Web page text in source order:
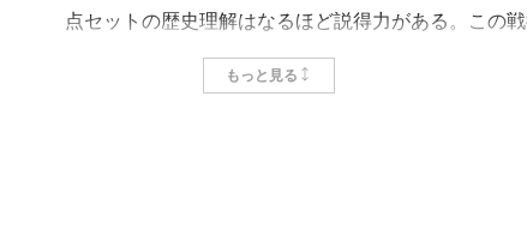
点セットの歴史理解はなるほど説得力がある。この
成し遂げたのが、井上寿一『戦前日本の「グローバ
まず、意表を突くタイトルである。私は戦時中のス
もっと見る